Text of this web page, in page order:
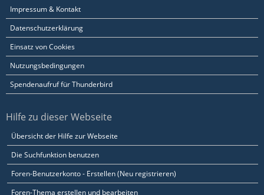
Impressum & Kontakt
Datenschutzerklärung
Einsatz von Cookies
Nutzungsbedingungen
Spendenaufruf für Thunderbird
Hilfe zu dieser Webseite
Übersicht der Hilfe zur Webseite
Die Suchfunktion benutzen
Foren-Benutzerkonto - Erstellen (Neu registrieren)
Foren-Thema erstellen und bearbeiten